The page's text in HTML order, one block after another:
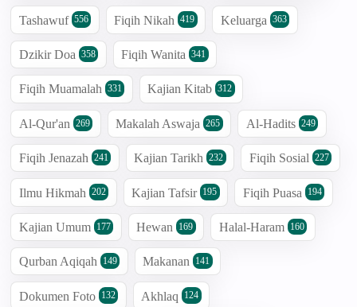
Tashawuf 556 Fiqih Nikah 419 Keluarga 363
Dzikir Doa 358 Fiqih Wanita 341
Fiqih Muamalah 331 Kajian Kitab 312
Al-Qur'an 269 Makalah Aswaja 265 Al-Hadits 249
Fiqih Jenazah 241 Kajian Tarikh 232 Fiqih Sosial 227
Ilmu Hikmah 202 Kajian Tafsir 195 Fiqih Puasa 194
Kajian Umum 177 Hewan 169 Halal-Haram 160
Qurban Aqiqah 149 Makanan 141
Dokumen Foto 132 Akhlaq 124